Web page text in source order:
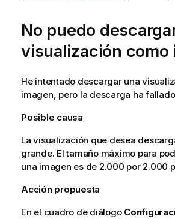
No puedo
visualización como
He intentado descargar una
imagen, pero la descarga ha
Posible causa
La visualización que desea
grande. El tamaño máximo para
una imagen es de 2.000 por 2.000
Acción propuesta
En el cuadro de diálogo